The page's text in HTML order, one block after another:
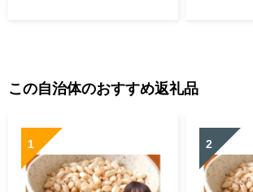
この自治体のおすすめ返礼品
1 2